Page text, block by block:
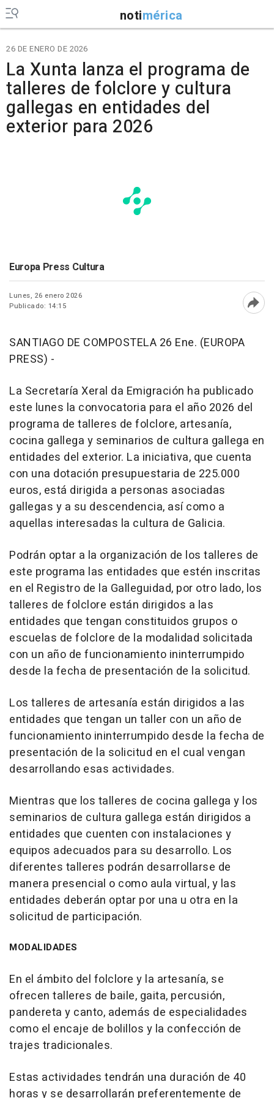
notimérica
26 DE ENERO DE 2026
La Xunta lanza el programa de
talleres de folclore y cultura
gallegas en entidades del
exterior para 2026
Europa Press Cultura
Lunes, 26 enero 2026
Publicado: 14:15
SANTIAGO DE COMPOSTELA 26 Ene. (EUROPA
PRESS) -
La Secretaría Xeral da Emigración ha publicado
este lunes la convocatoria para el año 2026 del
programa de talleres de folclore, artesanía,
cocina gallega y seminarios de cultura gallega en
entidades del exterior. La iniciativa, que cuenta
con una dotación presupuestaria de 225.000
euros, está dirigida a personas asociadas
gallegas y a su descendencia, así como a
aquellas interesadas la cultura de Galicia.
Podrán optar a la organización de los talleres de
este programa las entidades que estén inscritas
en el Registro de la Galleguidad, por otro lado, los
talleres de folclore están dirigidos a las
entidades que tengan constituidos grupos o
escuelas de folclore de la modalidad solicitada
con un año de funcionamiento ininterrumpido
desde la fecha de presentación de la solicitud.
Los talleres de artesanía están dirigidos a las
entidades que tengan un taller con un año de
funcionamiento ininterrumpido desde la fecha de
presentación de la solicitud en el cual vengan
desarrollando esas actividades.
Mientras que los talleres de cocina gallega y los
seminarios de cultura gallega están dirigidos a
entidades que cuenten con instalaciones y
equipos adecuados para su desarrollo. Los
diferentes talleres podrán desarrollarse de
manera presencial o como aula virtual, y las
entidades deberán optar por una u otra en la
solicitud de participación.
MODALIDADES
En el ámbito del folclore y la artesanía, se
ofrecen talleres de baile, gaita, percusión,
pandereta y canto, además de especialidades
como el encaje de bolillos y la confección de
trajes tradicionales.
Estas actividades tendrán una duración de 40
horas y se desarrollarán preferentemente de